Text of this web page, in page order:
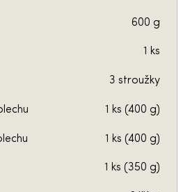
600 g
1 ks
3 stroužky
1 ks (400 g)
1 ks (400 g)
1 ks (350 g)